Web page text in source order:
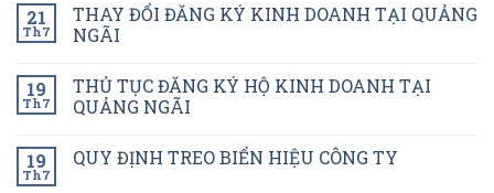
21
Th7
THAY ĐỔI ĐĂNG KÝ KINH DOANH TẠI QUẢNG
NGÃI
19
Th7
THỦ TỤC ĐĂNG KÝ HỘ KINH DOANH TẠI
QUẢNG NGÃI
19
Th7
QUY ĐỊNH TREO BIỂN HIỆU CÔNG TY